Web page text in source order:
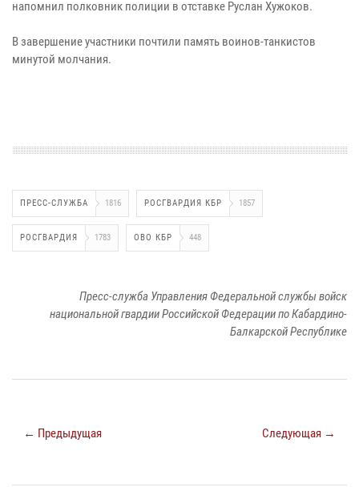
напомнил полковник полиции в отставке Руслан Хужоков.
В завершение участники почтили память воинов-танкистов
минутой молчания.
ПРЕСС-СЛУЖБА 1816 РОСГВАРДИЯ КБР 1857
РОСГВАРДИЯ 1783 ОВО КБР 448
Пресс-служба Управления Федеральной службы войск
национальной гвардии Российской Федерации по Кабардино-
Балкарской Республике
← Предыдущая Следующая →